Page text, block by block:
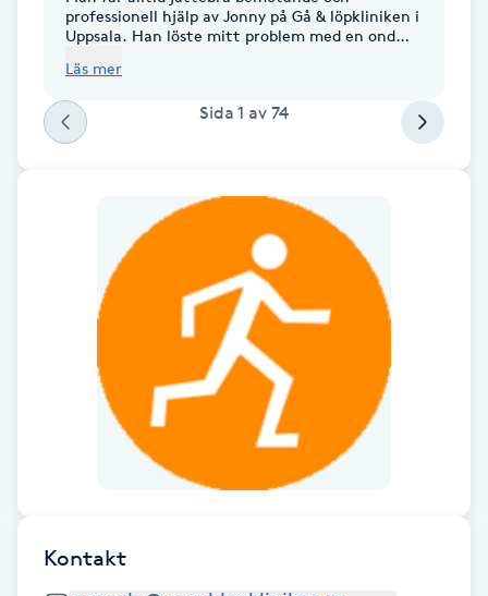
Face framing
Faceliftmassage
Fettreducering
Fibromassage
Fotsvamp
Fotvård
professionell hjälp av Jonny på Gå & löpkliniken i
Uppsala. Han löste mitt problem med en ond
som behöver någon som lyssnar på er och
lösningar och följer upp.
Läs mer
Sida 1 av 74
Kontakt